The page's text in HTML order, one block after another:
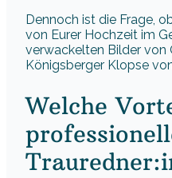
Dennoch ist die Frage,
von Eurer Hochzeit im
verwackelten Bilder von
Königsberger Klopse
Welche